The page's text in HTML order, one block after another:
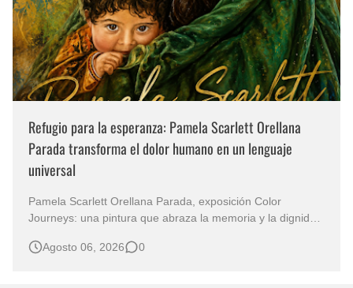
Refugio para la esperanza: Pamela Scarlett Orellana
Parada transforma el dolor humano en un lenguaje
universal
Pamela Scarlett Orellana Parada, exposición Color
Journeys: una pintura que abraza la memoria y la dignidad
obras no necesitan levantar la voz para permanecer en la
Agosto 06, 2026 0